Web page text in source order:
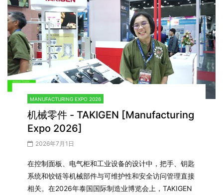
MANUFACTURING EXPO 2026
机械零件 - TAKIGEN [Manufacturing
Expo 2026]
2026年7月1日
在控制面板、电气柜和工业设备的设计中，把手、钥匙
系统和铰链等机械部件与可维护性和安全访问管理直接
相关。在2026年泰国国际制造业博览会上，TAKIGEN